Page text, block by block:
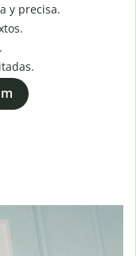
y precisa.